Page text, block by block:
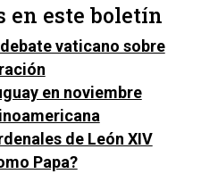
en este boletín
vaticano sobre
en noviembre
de León XIV
Papa?